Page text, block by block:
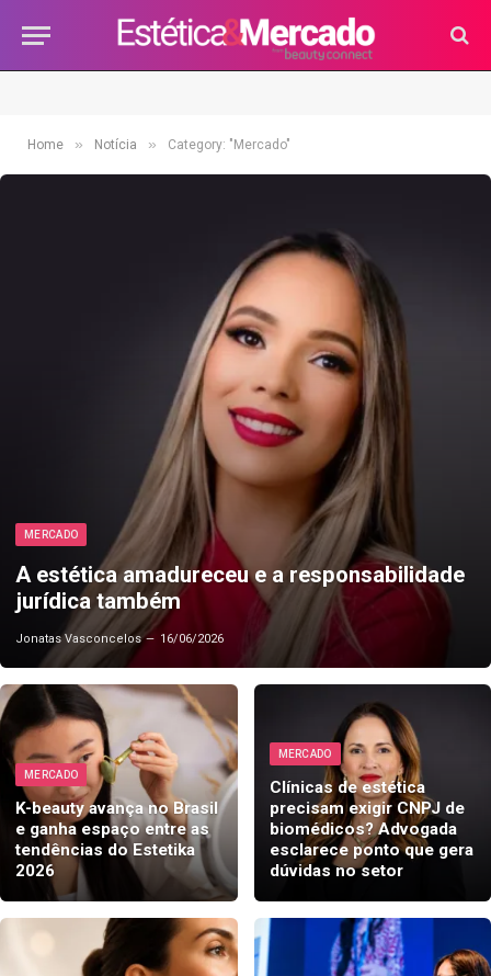
Home » Notícia » Category: "Mercado"
MERCADO
A estética amadureceu e a responsabilidade
jurídica também
Jonatas Vasconcelos 16/06/2026
MERCADO
K-beauty avança no Brasil
e ganha espaço entre as
tendências do Estetika
2026
MERCADO
Clínicas de estética
precisam exigir CNPJ de
biomédicos? Advogada
esclarece ponto que gera
dúvidas no setor